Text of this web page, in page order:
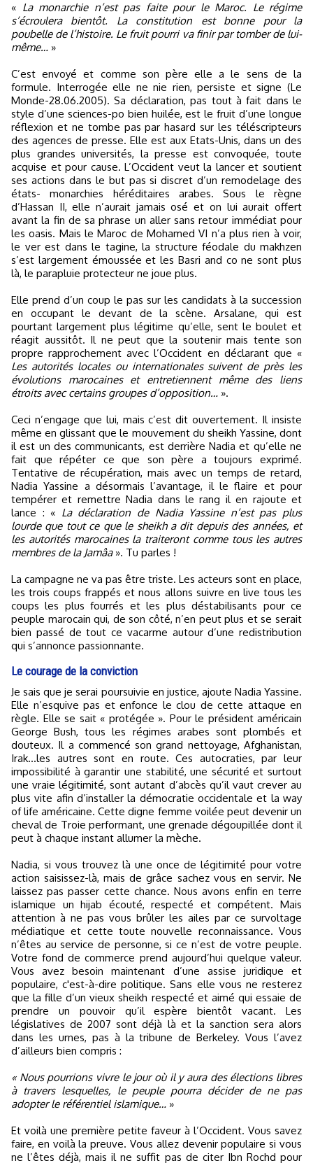
« La monarchie n’est pas faite pour le Maroc. Le régime
s’écroulera bientôt. La constitution est bonne pour la
poubelle de l’histoire. Le fruit pourri va finir par tomber de lui-
même… »
C’est envoyé et comme son père elle a le sens de la
formule. Interrogée elle ne nie rien, persiste et signe (Le
Monde-28.06.2005). Sa déclaration, pas tout à fait dans le
style d’une sciences-po bien huilée, est le fruit d’une longue
réflexion et ne tombe pas par hasard sur les téléscripteurs
des agences de presse. Elle est aux Etats-Unis, dans un des
plus grandes universités, la presse est convoquée, toute
acquise et pour cause. L’Occident veut la lancer et soutient
ses actions dans le but pas si discret d’un remodelage des
états- monarchies héréditaires arabes. Sous le règne
d’Hassan II, elle n’aurait jamais osé et on lui aurait offert
avant la fin de sa phrase un aller sans retour immédiat pour
les oasis. Mais le Maroc de Mohamed VI n’a plus rien à voir,
le ver est dans le tagine, la structure féodale du makhzen
s’est largement émoussée et les Basri and co ne sont plus
là, le parapluie protecteur ne joue plus.
Elle prend d’un coup le pas sur les candidats à la succession
en occupant le devant de la scène. Arsalane, qui est
pourtant largement plus légitime qu’elle, sent le boulet et
réagit aussitôt. Il ne peut que la soutenir mais tente son
propre rapprochement avec l’Occident en déclarant que «
Les autorités locales ou internationales suivent de près les
évolutions marocaines et entretiennent même des liens
étroits avec certains groupes d’opposition… ».
Ceci n’engage que lui, mais c’est dit ouvertement. Il insiste
même en glissant que le mouvement du sheikh Yassine, dont
il est un des communicants, est derrière Nadia et qu’elle ne
fait que répéter ce que son père a toujours exprimé.
Tentative de récupération, mais avec un temps de retard,
Nadia Yassine a désormais l’avantage, il le flaire et pour
tempérer et remettre Nadia dans le rang il en rajoute et
lance : « La déclaration de Nadia Yassine n’est pas plus
lourde que tout ce que le sheikh a dit depuis des années, et
les autorités marocaines la traiteront comme tous les autres
membres de la Jamâa». Tu parles !
La campagne ne va pas être triste. Les acteurs sont en place,
les trois coups frappés et nous allons suivre en live tous les
coups les plus fourrés et les plus déstabilisants pour ce
peuple marocain qui, de son côté, n’en peut plus et se serait
bien passé de tout ce vacarme autour d’une redistribution
qui s’annonce passionnante.
Le courage de la conviction
Je sais que je serai poursuivie en justice, ajoute Nadia Yassine.
Elle n’esquive pas et enfonce le clou de cette attaque en
règle. Elle se sait « protégée ». Pour le président américain
George Bush, tous les régimes arabes sont plombés et
douteux. Il a commencé son grand nettoyage, Afghanistan,
Irak…les autres sont en route. Ces autocraties, par leur
impossibilité à garantir une stabilité, une sécurité et surtout
une vraie légitimité, sont autant d’abcès qu’il vaut crever au
plus vite afin d’installer la démocratie occidentale et la way
of life américaine. Cette digne femme voilée peut devenir un
cheval de Troie performant, une grenade dégoupillée dont il
peut à chaque instant allumer la mèche.
Nadia, si vous trouvez là une once de légitimité pour votre
action saisissez-là, mais de grâce sachez vous en servir. Ne
laissez pas passer cette chance. Nous avons enfin en terre
islamique un hijab écouté, respecté et compétent. Mais
attention à ne pas vous brûler les ailes par ce survoltage
médiatique et cette toute nouvelle reconnaissance. Vous
n’êtes au service de personne, si ce n’est de votre peuple.
Votre fond de commerce prend aujourd’hui quelque valeur.
Vous avez besoin maintenant d’une assise juridique et
populaire, c'est-à-dire politique. Sans elle vous ne resterez
que la fille d’un vieux sheikh respecté et aimé qui essaie de
prendre un pouvoir qu’il espère bientôt vacant. Les
législatives de 2007 sont déjà là et la sanction sera alors
dans les urnes, pas à la tribune de Berkeley. Vous l’avez
d’ailleurs bien compris :
« Nous pourrions vivre le jour où il y aura des élections libres
à travers lesquelles, le peuple pourra décider de ne pas
adopter le référentiel islamique… »
Et voilà une première petite faveur à l’Occident. Vous savez
faire, en voilà la preuve. Vous allez devenir populaire si vous
ne l’êtes déjà, mais il ne suffit pas de citer Ibn Rochd pour